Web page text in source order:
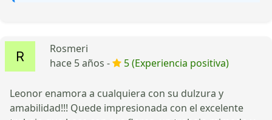
Rosmeri
hace 5 años -
5 (Experiencia positiva)
Leonor enamora a cualquiera con su dulzura y
amabilidad!!! Quede impresionada con el excelente